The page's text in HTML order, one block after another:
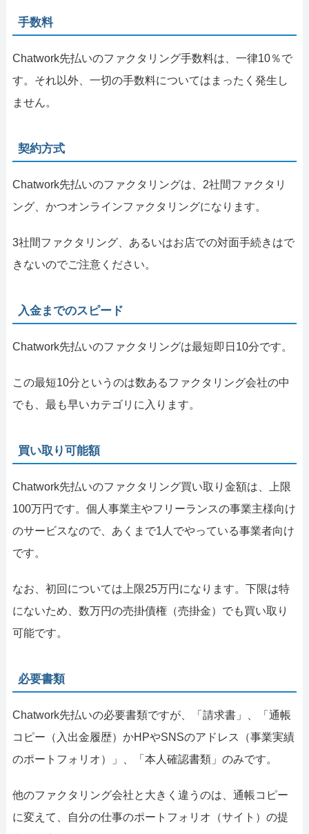
手数料
Chatwork先払いのファクタリング手数料は、一律10％で
す。それ以外、一切の手数料についてはまったく発生し
ません。
契約方式
Chatwork先払いのファクタリングは、2社間ファクタリ
ング、かつオンラインファクタリングになります。
3社間ファクタリング、あるいはお店での対面手続きはで
きないのでご注意ください。
入金までのスピード
Chatwork先払いのファクタリングは最短即日10分です。
この最短10分というのは数あるファクタリング会社の中
でも、最も早いカテゴリに入ります。
買い取り可能額
Chatwork先払いのファクタリング買い取り金額は、上限
100万円です。個人事業主やフリーランスの事業主様向け
のサービスなので、あくまで1人でやっている事業者向け
です。
なお、初回については上限25万円になります。下限は特
にないため、数万円の売掛債権（売掛金）でも買い取り
可能です。
必要書類
Chatwork先払いの必要書類ですが、「請求書」、「通帳
コピー（入出金履歴）かHPやSNSのアドレス（事業実績
のポートフォリオ）」、「本人確認書類」のみです。
他のファクタリング会社と大きく違うのは、通帳コピー
に変えて、自分の仕事のポートフォリオ（サイト）の提